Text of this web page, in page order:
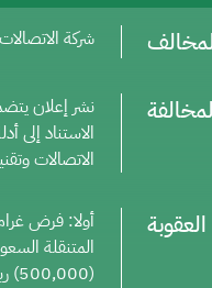
شركة
نشر إعلان
الاستناد إلى
الاتصالات
العقوبة
أولا: فرض
المتنقلة
(500,000) ريال سعودي.